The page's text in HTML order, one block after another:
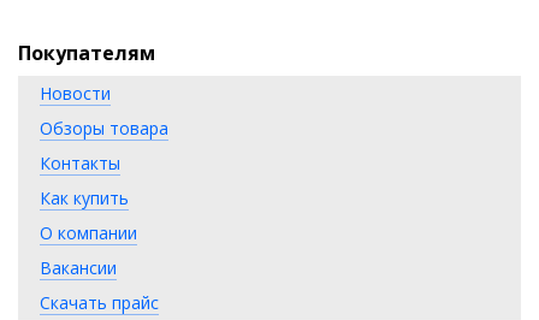
Покупателям
Новости
Обзоры товара
Контакты
Как купить
О компании
Вакансии
Скачать прайс